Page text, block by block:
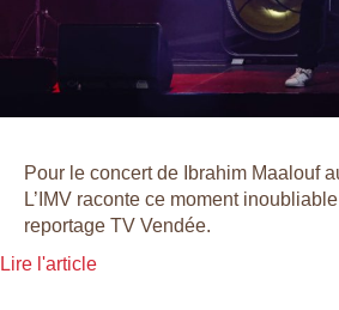
Pour le concert de Ibrahim Maalouf
L’IMV raconte ce moment
reportage TV Vendée.
Lire l'article